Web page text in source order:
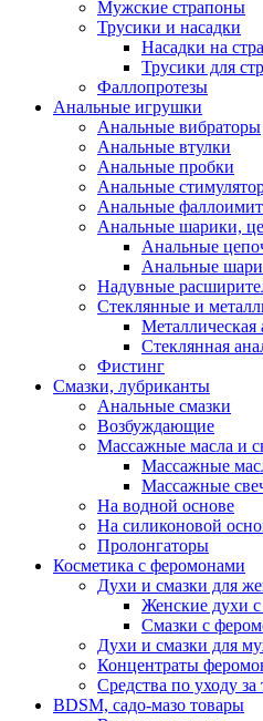
Мужские страпоны
Трусики и насадки
Насадки на
Трусики для
Фаллопротезы
Анальные игрушки
Анальные вибраторы
Анальные втулки
Анальные пробки
Анальные
Анальные
Анальные шарики,
Анальные
Анальные
Надувные
Стеклянные и
Металлическая
Стеклянная
Фистинг
Смазки, лубриканты
Анальные смазки
Возбуждающие
Массажные масла и
Массажные
Массажные
На водной основе
На силиконовой
Пролонгаторы
Косметика с феромонами
Духи и смазки для
Женские духи
Смазки с
Духи и смазки для
Концентраты
Средства по уходу за
BDSM, садо-мазо товары